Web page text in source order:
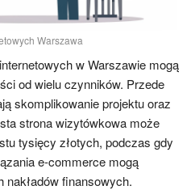
Warszawa
w Warszawie mogą
od wielu czynników. Przede
skomplikowanie projektu oraz
strona wizytówkowa może
tysięcy złotych, podczas gdy
e-commerce mogą
finansowych.